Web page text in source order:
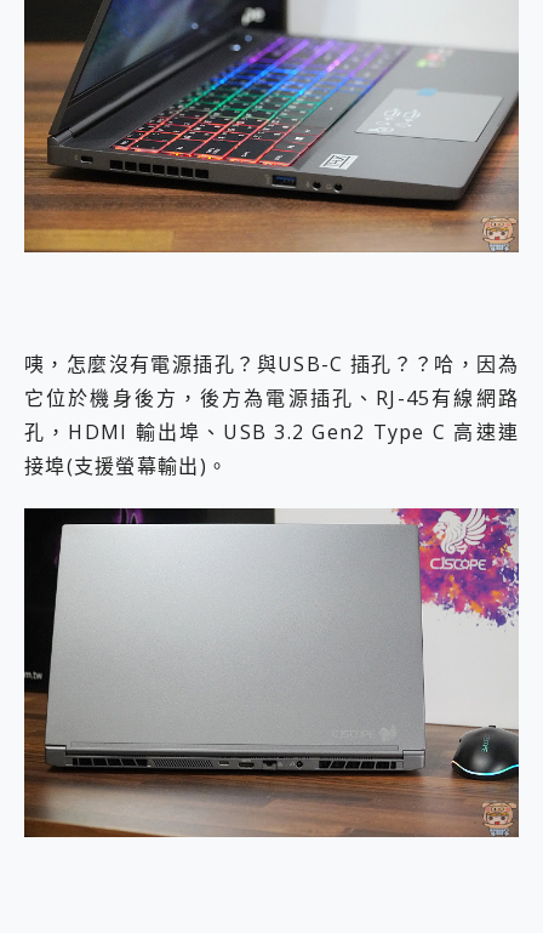
咦，怎麼沒有電源插孔？與USB-C 插孔？？哈，因為
它位於機身後方，後方為電源插孔、RJ-45有線網路
孔，HDMI 輸出埠、USB 3.2 Gen2 Type C 高速連
接埠(支援螢幕輸出)。